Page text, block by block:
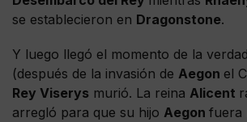
se establecieron en Dragonstone.
Y luego llegó el momento de la
(después de la invasión de Aegon el
Rey Viserys murió. La reina Alicent
arregló para que su hijo Aegon fuera